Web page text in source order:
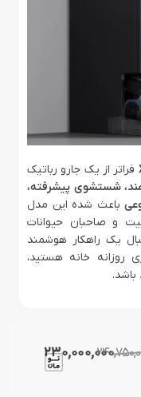
فراتر از یک جارو رباتیک
شستشوی پیشرفته،
باعث شده این مدل
و صاحبان حیوانات
یک راهکار هوشمند
خانه هستید،
230,000,000